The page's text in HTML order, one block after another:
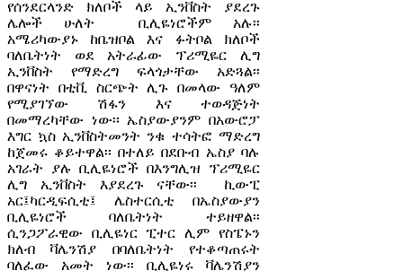
የሰንደርላንድ ክለቦች ላይ ኢንቨስት ያደረጉ
ሌሎች ሁለት ቢሊዬነሮችም አሉ፡፡
አሜሪካውያኑ ከቤዝቦል እና ፉትቦል ክለቦች
ባለቤትነት ወደ አትራፊው ፕሪሚዬር ሊግ
ኢንቨስት የማድረግ ፍላጎታቸው አድጓል፡፡
በዋናነት በቲቪ ስርጭት ሊጉ በመላው ዓለም
የሚያገኘው ሽፋን እና ተወዳጅነት
በመማረካቸው ነው፡፡ ኤስያውያንም በአውሮፓ
እግር ኳስ ኢንቨስትመንት ንቁ ተሳትፎ ማድረግ
ከጀመሩ ቆይተዋል፡፡ በተለይ በደቡብ ኤስያ ባሉ
አገራት ያሉ ቢሊዬነሮች በእንግሊዝ ፕሪሚዬር
ሊግ ኢንቨስት እያደረጉ ናቸው፡፡ ኪውፒ
አር፤ካርዲፍሲቲ፤ ሌስተርሲቲ በኤስያውያን
ቢሊዬነሮች ባለቤትነት ተይዘዋል፡፡
ሲንጋፖራዊው ቢሊዬነር ፒተር ሊም የስፔኑን
ክለብ ቫሌንሽያ በባለቤትነት የተቆጣጠሩት
ባለፈው አመት ነው፡፡ ቢሊዬነሩ ቫሌንሽያን